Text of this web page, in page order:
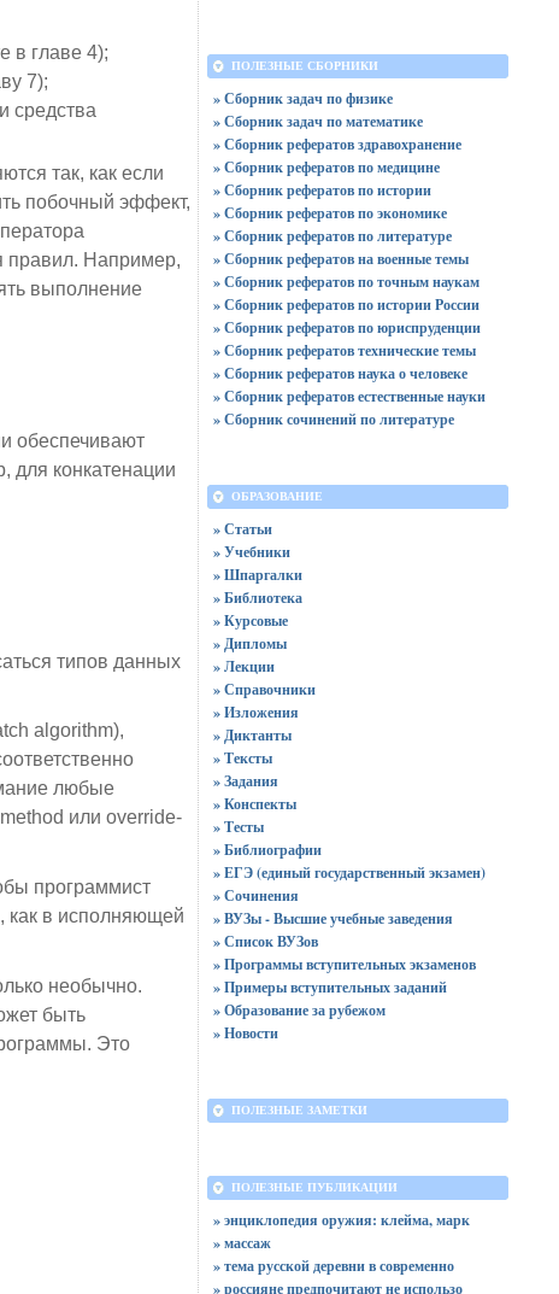
в главе 4);
7);
средства
так, как если
побочный эффект,
правил. Например,
выполнение
обеспечивают
для конкатенации
типов данных
algorithm),
любые
или override-
программист
как в исполняющей
необычно.
быть
Это
ПОЛЕЗНЫЕ СБОРНИКИ
» Сборник задач по физике
» Сборник задач по математике
» Сборник рефератов здравохранение
» Сборник рефератов по медицине
» Сборник рефератов по истории
» Сборник рефератов по экономике
» Сборник рефератов по литературе
» Сборник рефератов на военные темы
» Сборник рефератов по точным наукам
» Сборник рефератов по истории России
» Сборник рефератов по юриспруденции
» Сборник рефератов технические темы
» Сборник рефератов наука о человеке
» Сборник рефератов естественные науки
» Сборник сочинений по литературе
ОБРАЗОВАНИЕ
» Статьи
» Учебники
» Шпаргалки
» Библиотека
» Курсовые
» Дипломы
» Лекции
» Справочники
» Изложения
» Диктанты
» Тексты
» Задания
» Конспекты
» Тесты
» Библиографии
» ЕГЭ (единый государственный экзамен)
» Сочинения
» ВУЗы - Высшие учебные заведения
» Список ВУЗов
» Программы вступительных экзаменов
» Примеры вступительных заданий
» Образование за рубежом
» Новости
ПОЛЕЗНЫЕ ЗАМЕТКИ
ПОЛЕЗНЫЕ ПУБЛИКАЦИИ
» энциклопедия оружия: клейма, марк
» массаж
» тема русской деревни в современно
» россияне предпочитают не использо